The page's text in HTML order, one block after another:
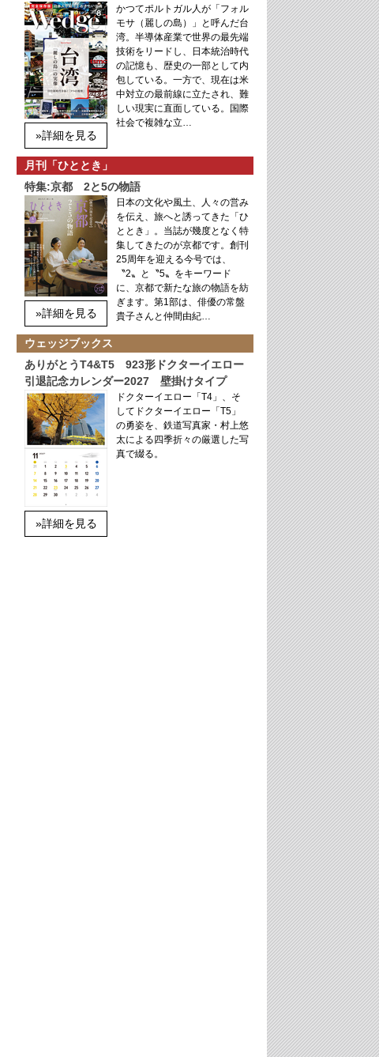
»詳細を見る
かつてポルトガル人が「フォル
モサ（麗しの島）」と呼んだ台
湾。半導体産業で世界の最先端
技術をリードし、日本統治時代
の記憶も、歴史の一部として内
包している。一方で、現在は米
中対立の最前線に立たされ、難
しい現実に直面している。国際
社会で複雑な立…
月刊「ひととき」
特集:京都 2と5の物語
»詳細を見る
日本の文化や風土、人々の営み
を伝え、旅へと誘ってきた「ひ
ととき」。当誌が幾度となく特
集してきたのが京都です。創刊
25周年を迎える今号では、
〝2〟と〝5〟をキーワード
に、京都で新たな旅の物語を紡
ぎます。第1部は、俳優の常盤
貴子さんと仲間由紀…
ウェッジブックス
ありがとうT4&T5 923形ドクターイエロー
引退記念カレンダー2027 壁掛けタイプ
»詳細を見る
ドクターイエロー「T4」、そ
してドクターイエロー「T5」
の勇姿を、鉄道写真家・村上悠
太による四季折々の厳選した写
真で綴る。